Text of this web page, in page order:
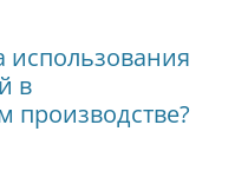
использования
в
производстве?